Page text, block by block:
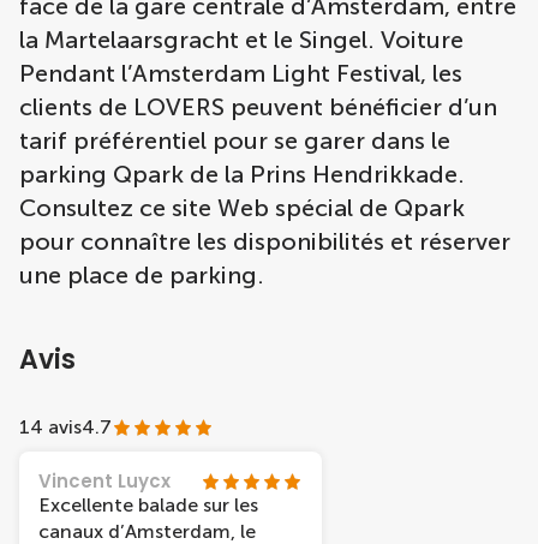
face de la gare centrale d’Amsterdam, entre
la Martelaarsgracht et le Singel. Voiture
Pendant l’Amsterdam Light Festival, les
clients de LOVERS peuvent bénéficier d’un
tarif préférentiel pour se garer dans le
parking Qpark de la Prins Hendrikkade.
Consultez ce site Web spécial de Qpark
pour connaître les disponibilités et réserver
une place de parking.
Avis
14 avis4.7
Vincent Luycx
Excellente balade sur les
canaux d’Amsterdam, le